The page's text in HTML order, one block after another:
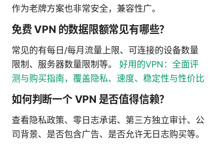
作为老牌方案也非常安全，兼容性广。
免费 VPN 的数据限额常见有哪些？
常见的有每日/每月流量上限、可连接的设备数量
限制、服务器数量限制等。 好用的VPN：全面评
测与购买指南，覆盖隐私、速度、稳定性与性价比
如何判断一个 VPN 是否值得信赖？
查看隐私政策、零日志承诺、第三方独立审计、公
司背景、是否包含广告、是否允许无日志购买等。